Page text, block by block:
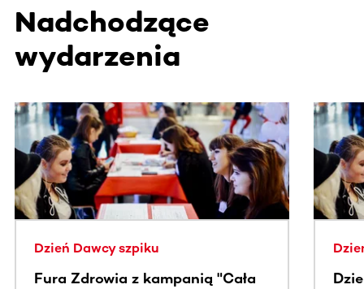
Nadchodzące
wydarzenia
Ta sekcja zawiera treści przewijane w poziomie. Użyj
Dzień Dawcy szpiku
Fura Zdrowia z kampanią "Cała